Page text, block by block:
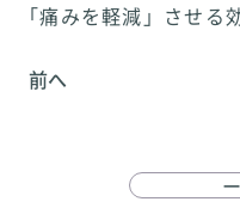
「痛みを軽減」させる
前へ